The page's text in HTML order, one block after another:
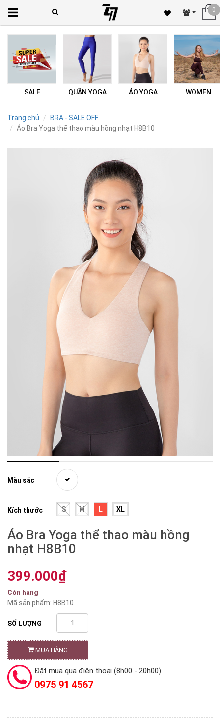
0
SALE QUẦN YOGA ÁO YOGA WOMEN
Trang chủ
BRA - SALE OFF
Áo Bra Yoga thể thao màu hồng nhạt H8B10
Áo Bra Yoga thể thao màu hồng
nhạt H8B10
399.000₫
Còn hàng
Mã sản phẩm: H8B10
Màu sắc
Kích thước S M L XL
SỐ LƯỢNG
MUA HÀNG
Đặt mua qua điện thoại (8h00 - 20h00)
0975 91 4567